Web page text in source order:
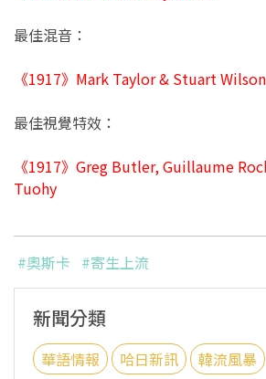
最佳混音：
《1917》Mark Taylor & Stuart Wilson
最佳視覺特效：
《1917》Greg Butler, Guillaume
Tuohy
#奧斯卡 #寄生上流
新聞分類
華語情報 哈日新訊 韓流風暴